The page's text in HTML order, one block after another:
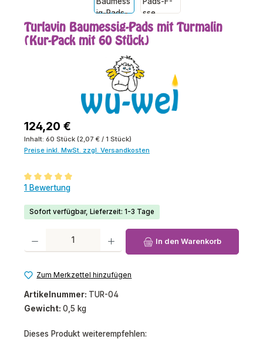
Turlavin Baumessig-Pads mit Turmalin
(Kur-Pack mit 60 Stück)
Regulärer Preis:
124,20 €
Inhalt: 60 Stück (2,07 € / 1 Stück)
Preise inkl. MwSt. zzgl. Versandkosten
Durchschnittliche Bewertung von 5 von 5 Sternen
1 Bewertung
Sofort verfügbar, Lieferzeit: 1-3 Tage
Produkt Anzahl: Gib den gewünschten Wert ein oder benutze die
In den Warenkorb
Zum Merkzettel hinzufügen
Artikelnummer: TUR-04
Gewicht: 0,5 kg
Dieses Produkt weiterempfehlen: